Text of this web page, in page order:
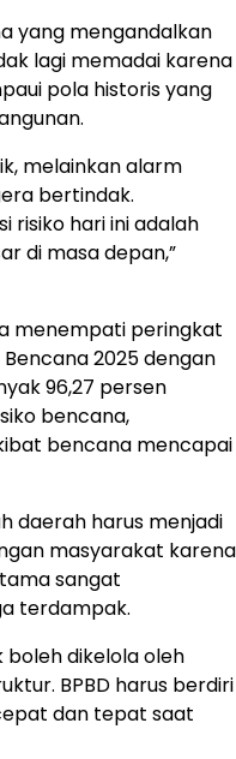
yang mengandalkan
lagi memadai karena
pola historis yang
melainkan alarm
bertindak.
risiko hari ini adalah
di masa depan,”
menempati peringkat
2025 dengan
96,27 persen
bencana,
bencana mencapai
daerah harus menjadi
masyarakat karena
sangat
terdampak.
dikelola oleh
BPBD harus berdiri
dan tepat saat